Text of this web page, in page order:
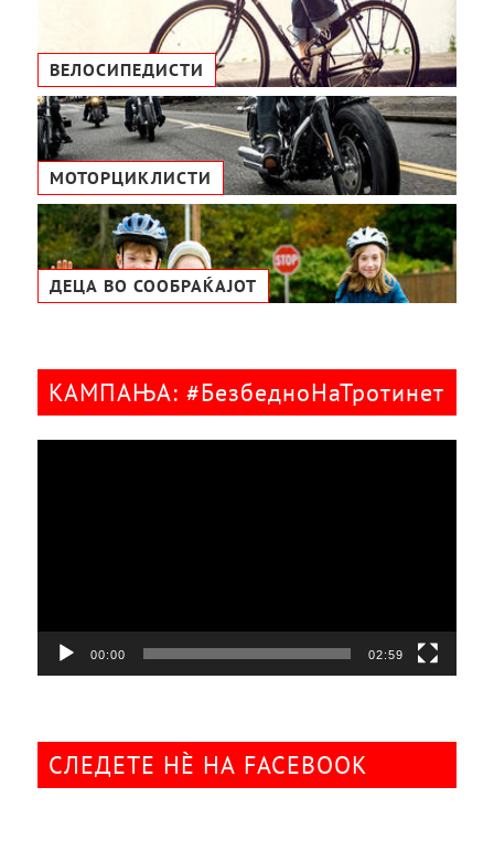
ВЕЛОСИПЕДИСТИ
МОТОРЦИКЛИСТИ
ДЕЦА ВО СООБРАЌАЈОТ
КАМПАЊА: #БезбедноНаТротинет
00:00 02:59
СЛЕДЕТЕ НÈ НА FACEBOOK